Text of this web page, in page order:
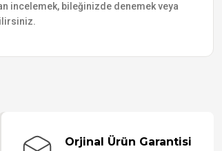
incelemek, bileğinizde denemek veya
Orjinal Ürün Garantisi